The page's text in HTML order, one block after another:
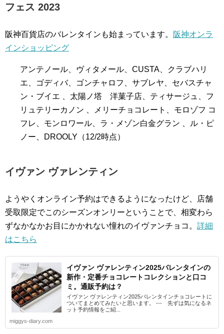
フェス 2023
阪神百貨店のバレンタインも始まっています。
阪神オンラ
インショッピング
アンテノール、ヴィタメール、CUSTA、クラブハリ
エ、ゴディバ、ゴンチャロフ、サブレヤ、セバスチャ
ン・ブイエ 、太陽ノ塔 洋菓子店、ティサージュ、フ
リュテリーカノン 、メリーチョコレート、モロゾフ コ
フレ、モンロワール、ラ・メゾン白金グラン 、ル・ピ
ノー、DROOLY（12/2時点）
イヴァン ヴァレンティン
ようやくオンライン予約はできるようになったけど、店舗
受取限定でこのシーズンオンリーということで、相変わら
ずなかなかお目にかかれない憧れのイヴァンチョコ。 詳細
はこちら
イヴァン ヴァレンティン2025バレンタインの
新作・定番チョコレートコレクションと口コ
ミ。通販予約は？
イヴァン ヴァレンティン2025バレンタインチョコレートに
ついてまとめてみたいと思います。 --- 先ずは気になるネ
ット予約情報をご紹...
miggys-diary.com